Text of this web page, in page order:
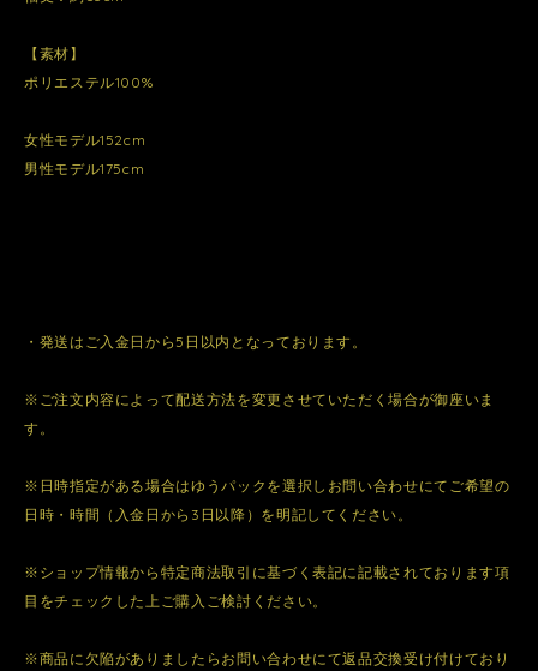
【素材】
ポリエステル100%
女性モデル152cm
男性モデル175cm
・発送はご入金日から5日以内となっております。
※ご注文内容によって配送方法を変更させていただく場合が御座いま
す。
※日時指定がある場合はゆうパックを選択しお問い合わせにてご希望の
日時・時間（入金日から3日以降）を明記してください。
※ショップ情報から特定商法取引に基づく表記に記載されております項
目をチェックした上ご購入ご検討ください。
※商品に欠陥がありましたらお問い合わせにて返品交換受け付けており